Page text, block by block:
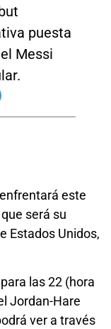
puesta
Messi
este
será su
Estados Unidos,
las 22 (hora
Jordan-Hare
ver a través